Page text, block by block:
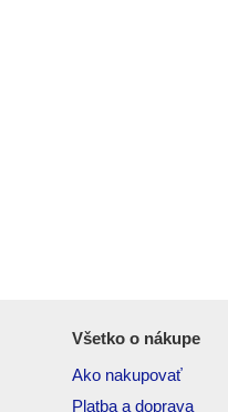
Všetko o nákupe
Ako nakupovať
Platba a doprava